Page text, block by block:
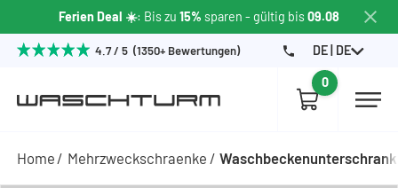
Ferien Deal ☀️: Bis zu 15% sparen - gültig bis09.08
4.7 / 5 (1350+ Bewertungen) DE | DE
0
Home Mehrzweckschraenke